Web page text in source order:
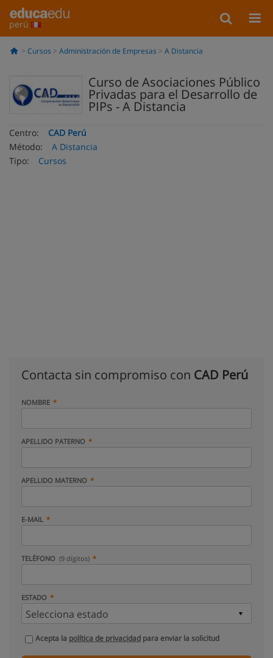
perú
Cursos Administración de Empresas A Distancia
Curso de Asociaciones Público
Privadas para el Desarrollo de
PIPs - A Distancia
Centro:
CAD Perú
Método:
A Distancia
Tipo:
Cursos
Contacta sin compromiso con CAD Perú
NOMBRE
APELLIDO PATERNO
APELLIDO MATERNO
E-MAIL
TELÉFONO (9 dígitos)
ESTADO
Acepta la política de privacidad para enviar la solicitud